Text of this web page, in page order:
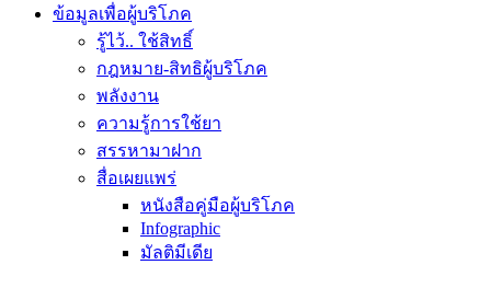
ข้อมูลเพื่อผู้บริโภค
รู้ไว้.. ใช้สิทธิ์
กฎหมาย-สิทธิผู้บริโภค
พลังงาน
ความรู้การใช้ยา
สรรหามาฝาก
สื่อเผยแพร่
หนังสือคู่มือผู้บริโภค
Infographic
มัลติมีเดีย